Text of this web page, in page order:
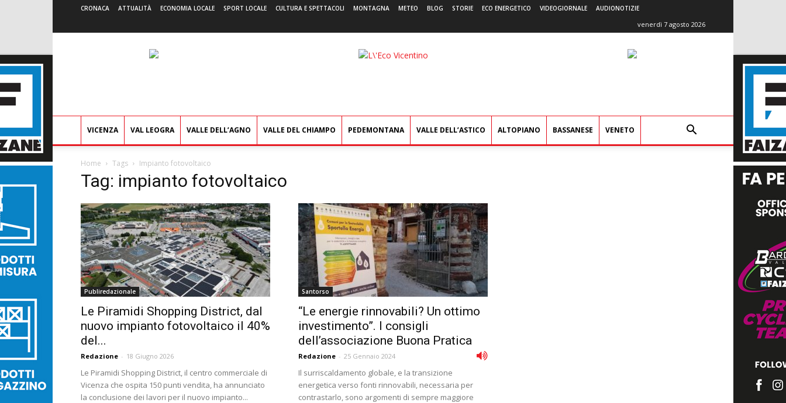
CRONACA ATTUALITÀ ECONOMIA LOCALE SPORT LOCALE CULTURA E SPETTACOLI MONTAGNA METEO BLOG STORIE ECO ENERGETICO VIDEOGIORNALE AUDIONOTIZIE
venerdì 7 agosto 2026
L'Eco
VICENZA VAL LEOGRA VALLE DELL’AGNO VALLE DEL CHIAMPO PEDEMONTANA VALLE DELL’ASTICO ALTOPIANO BASSANESE VENETO
Home Tags Impianto fotovoltaico
Tag: impianto fotovoltaico
Publiredazionale
Le Piramidi Shopping District, dal
nuovo impianto fotovoltaico il 40%
del...
Redazione - 18 Giugno 2026
Le Piramidi Shopping District, il centro commerciale di
Vicenza che ospita 150 punti vendita, ha annunciato
la conclusione dei lavori per il nuovo impianto...
Santorso
“Le energie rinnovabili? Un ottimo
investimento”. I consigli
dell’associazione Buona Pratica
Redazione - 25 Gennaio 2024
Il surriscaldamento globale, e la transizione
energetica verso fonti rinnovabili, necessaria per
contrastarlo, sono argomenti di sempre maggiore